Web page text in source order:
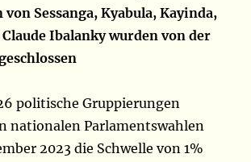
Sessanga, Kyabula, Kayinda,
Ibalanky wurden von der
politische Gruppierungen
nationalen Parlamentswahlen
2023 die Schwelle von 1%